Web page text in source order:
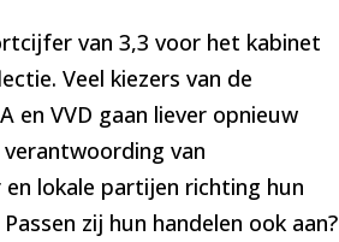
van 3,3 voor het kabinet
Veel kiezers van de
en VVD gaan liever opnieuw
van
lokale partijen richting hun
zij hun handelen ook aan?